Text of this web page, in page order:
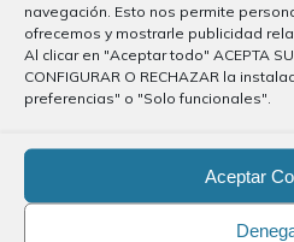
navegación. Esto nos permite
ofrecemos y mostrarle publicidad
Al clicar en "Aceptar todo" ACEPTA
CONFIGURAR O RECHAZAR la
preferencias" o "Solo funcionales".
Aceptar
Últimos Artículos
Plataforma de Trámites
Publicación del